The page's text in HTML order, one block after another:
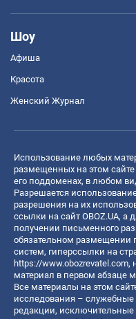
Шоу
Афиша
Красота
Женский Журнал
Использование любых
размещенных на этом сайте
его поддоменах, в любом
Разрешается
разрешения на их
ссылки на сайт OBOZ.UA, а
получении письменного
обязательном размещении
систем, гиперссылки на
https://www.obozrevatel.com,
материал в первом абзаце
Все материалы на этом
исследования –
редакции,